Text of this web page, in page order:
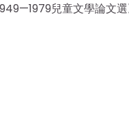
兒童文學論文選